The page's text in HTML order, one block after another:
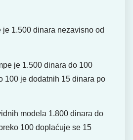
je 1.500 dinara nezavisno od
je 1.500 dinara do 100
100 je dodatnih 15 dinara po
modela 1.800 dinara do
100 doplaćuje se 15